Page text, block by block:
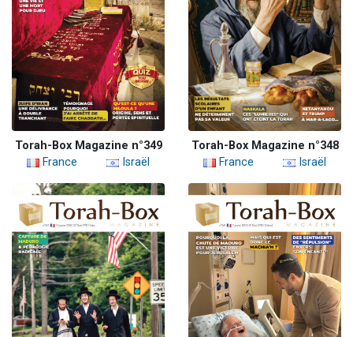
Torah-Box Magazine n°349
France
Israël
Torah-Box Magazine n°348
France
Israël